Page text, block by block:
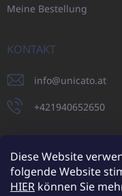
Diese Website
folgende Website
HIER können Sie
Meine Bestellung
KONTAKT
info@unicato.at
+421940652650
UNICATO.sk